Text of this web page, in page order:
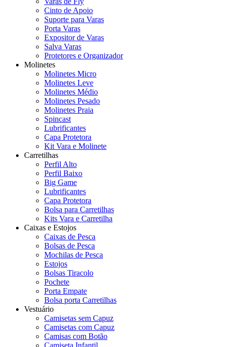
Cinto de Apoio
Suporte para Varas
Porta Varas
Expositor de Varas
Salva Varas
Protetores e Organizador
Molinetes
Molinetes Micro
Molinetes Leve
Molinetes Médio
Molinetes Pesado
Molinetes Praia
Spincast
Lubrificantes
Capa Protetora
Kit Vara e Molinete
Carretilhas
Perfil Alto
Perfil Baixo
Big Game
Lubrificantes
Capa Protetora
Bolsa para Carretilhas
Kits Vara e Carretilha
Caixas e Estojos
Caixas de Pesca
Bolsas de Pesca
Mochilas de Pesca
Estojos
Bolsas Tiracolo
Pochete
Porta Empate
Bolsa porta Carretilhas
Vestuário
Camisetas sem Capuz
Camisetas com Capuz
Camisas com Botão
Camiseta Infantil